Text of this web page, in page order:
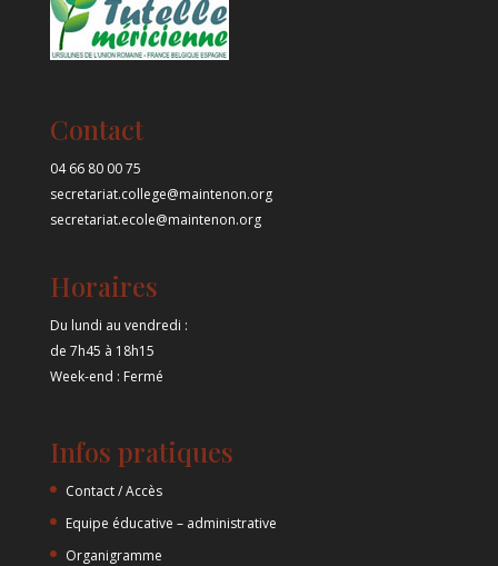
Contact
04 66 80 00 75
secretariat.college@maintenon.org
secretariat.ecole@maintenon.org
Horaires
Du lundi au vendredi :
de 7h45 à 18h15
Week-end : Fermé
Infos pratiques
Contact / Accès
Equipe éducative – administrative
Organigramme